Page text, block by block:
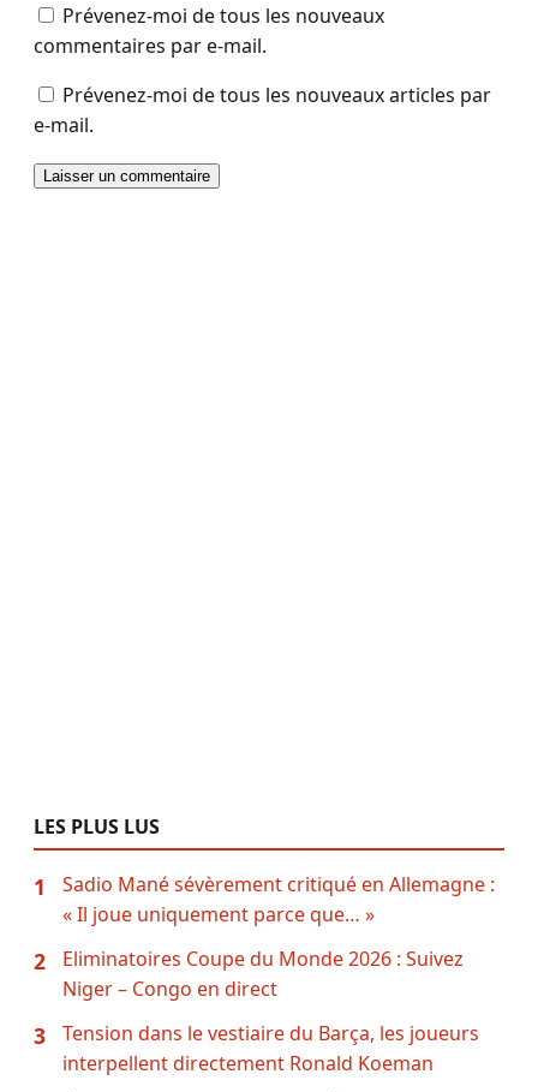
Prévenez-moi de tous les nouveaux
commentaires par e-mail.
Prévenez-moi de tous les nouveaux articles par
e-mail.
LES PLUS LUS
1
Sadio Mané sévèrement critiqué en Allemagne :
« Il joue uniquement parce que… »
2
Eliminatoires Coupe du Monde 2026 : Suivez
Niger – Congo en direct
3
Tension dans le vestiaire du Barça, les joueurs
interpellent directement Ronald Koeman